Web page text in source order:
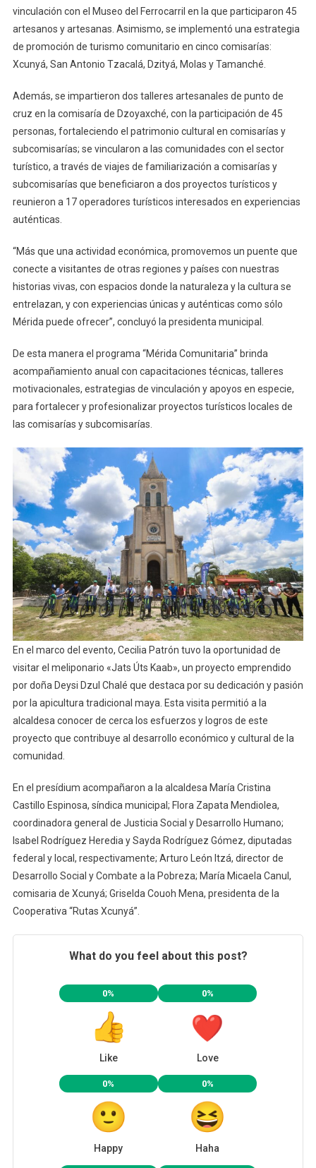
vinculación con el Museo del Ferrocarril en la que participaron 45
artesanos y artesanas. Asimismo, se implementó una estrategia
de promoción de turismo comunitario en cinco comisarías:
Xcunyá, San Antonio Tzacalá, Dzityá, Molas y Tamanché.
Además, se impartieron dos talleres artesanales de punto de
cruz en la comisaría de Dzoyaxché, con la participación de 45
personas, fortaleciendo el patrimonio cultural en comisarías y
subcomisarías; se vincularon a las comunidades con el sector
turístico, a través de viajes de familiarización a comisarías y
subcomisarías que beneficiaron a dos proyectos turísticos y
reunieron a 17 operadores turísticos interesados en experiencias
auténticas.
“Más que una actividad económica, promovemos un puente que
conecte a visitantes de otras regiones y países con nuestras
historias vivas, con espacios donde la naturaleza y la cultura se
entrelazan, y con experiencias únicas y auténticas como sólo
Mérida puede ofrecer”, concluyó la presidenta municipal.
De esta manera el programa “Mérida Comunitaria” brinda
acompañamiento anual con capacitaciones técnicas, talleres
motivacionales, estrategias de vinculación y apoyos en especie,
para fortalecer y profesionalizar proyectos turísticos locales de
las comisarías y subcomisarías.
En el marco del evento, Cecilia Patrón tuvo la oportunidad de
visitar el meliponario «Jats Úts Kaab», un proyecto emprendido
por doña Deysi Dzul Chalé que destaca por su dedicación y pasión
por la apicultura tradicional maya. Esta visita permitió a la
alcaldesa conocer de cerca los esfuerzos y logros de este
proyecto que contribuye al desarrollo económico y cultural de la
comunidad.
En el presídium acompañaron a la alcaldesa María Cristina
Castillo Espinosa, síndica municipal; Flora Zapata Mendiolea,
coordinadora general de Justicia Social y Desarrollo Humano;
Isabel Rodríguez Heredia y Sayda Rodríguez Gómez, diputadas
federal y local, respectivamente; Arturo León Itzá, director de
Desarrollo Social y Combate a la Pobreza; María Micaela Canul,
comisaria de Xcunyá; Griselda Couoh Mena, presidenta de la
Cooperativa “Rutas Xcunyá”.
What do you feel about this post?
0%
Like
0%
Love
0%
Happy
0%
Haha